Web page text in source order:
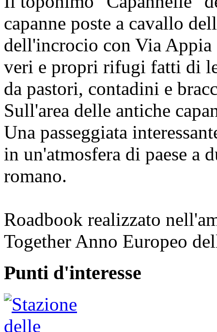
capanne poste a cavallo
dell'incrocio con Via
veri e propri rifugi fatti di
da pastori, contadini e
Sull'area delle antiche
Una passeggiata
in un'atmosfera di paese a
romano.
Roadbook realizzato
Together Anno Europeo
Punti d'interesse